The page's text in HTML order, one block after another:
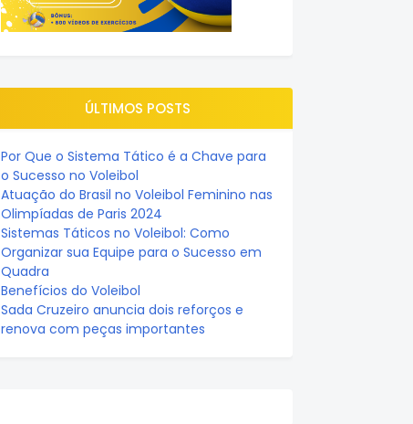
ÚLTIMOS POSTS
Por Que o Sistema Tático é a Chave para
o Sucesso no Voleibol
Atuação do Brasil no Voleibol Feminino nas
Olimpíadas de Paris 2024
Sistemas Táticos no Voleibol: Como
Organizar sua Equipe para o Sucesso em
Quadra
Benefícios do Voleibol
Sada Cruzeiro anuncia dois reforços e
renova com peças importantes